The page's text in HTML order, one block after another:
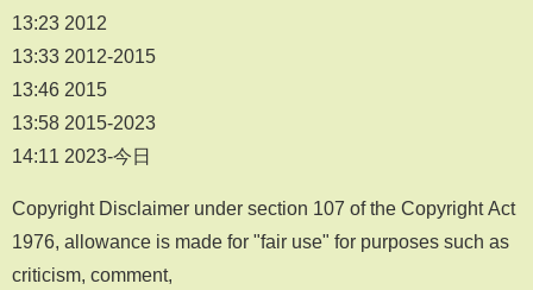
13:23 2012
13:33 2012-2015
13:46 2015
13:58 2015-2023
14:11 2023-今日
Copyright Disclaimer under section 107 of the Copyright Act
1976, allowance is made for "fair use" for purposes such as
criticism, comment,